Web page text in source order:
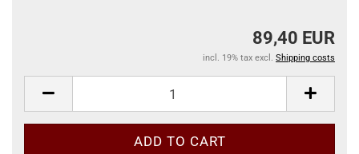
89,40 EUR
incl. 19% tax excl. Shipping costs